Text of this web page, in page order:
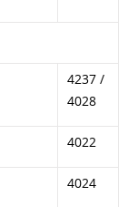
4237 /
4028
4022
4024